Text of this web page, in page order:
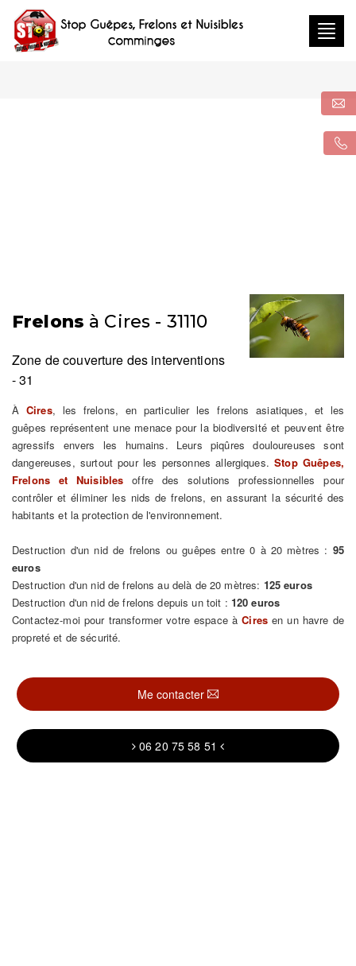
Frelons à Cires - 31110
Zone de couverture des interventions
- 31
À Cires, les frelons, en particulier les frelons asiatiques, et les
guêpes représentent une menace pour la biodiversité et peuvent être
agressifs envers les humains. Leurs piqûres douloureuses sont
dangereuses, surtout pour les personnes allergiques.Stop Guêpes,
Frelons et Nuisibles offre des solutions professionnelles pour
contrôler et éliminer les nids de frelons, en assurant la sécurité des
habitants et la protection de l'environnement.
Destruction d'un nid de frelons ou guêpes entre 0 à 20 mètres : 95
euros
Destruction d'un nid de frelons au delà de 20 mètres: 125 euros
Destruction d'un nid de frelons depuis un toit : 120 euros
Contactez-moi pour transformer votre espace àCiresen un havre de
propreté et de sécurité.
Me contacter
06 20 75 58 51